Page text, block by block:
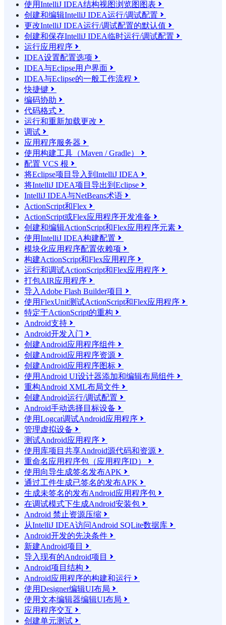
使用IntelliJ IDEA结构视图浏览图图表 
创建和编辑IntelliJ IDEA运行/调试配置 
更改IntelliJ IDEA运行/调试配置的默认值 
创建和保存IntelliJ IDEA临时运行/调试配置 
运行应用程序 
IDEA设置配置选项 
IDEA与Eclipse用户界面 
IDEA与Eclipse的一般工作流程 
快捷键 
编码协助 
代码格式 
运行和重新加载更改 
调试 
应用程序服务器 
使用构建工具（Maven / Gradle） 
配置 VCS 根 
将Eclipse项目导入到IntelliJ IDEA 
将IntelliJ IDEA项目导出到Eclipse 
IntelliJ IDEA与NetBeans术语 
ActionScript和Flex 
ActionScript或Flex应用程序开发准备 
创建和编辑ActionScript和Flex应用程序元素 
使用IntelliJ IDEA构建配置 
模块化应用程序配置依赖项 
构建ActionScript和Flex应用程序 
运行和调试ActionScript和Flex应用程序 
打包AIR应用程序 
导入Adobe Flash Builder项目 
使用FlexUnit测试ActionScript和Flex应用程序 
特定于ActionScript的重构 
Android支持 
Android开发入门 
创建Android应用程序组件 
创建Android应用程序资源 
创建Android应用程序图标 
使用Android UI设计器添加和编辑布局组件 
重构Android XML布局文件 
创建Android运行/调试配置 
Android手动选择目标设备 
使用Logcat调试Android应用程序 
管理虚拟设备 
测试Android应用程序 
使用库项目共享Android源代码和资源 
重命名应用程序包（应用程序ID） 
使用向导生成签名发布APK 
通过工件生成已签名的发布APK 
生成未签名的发布Android应用程序包 
在调试模式下生成Android安装包 
Android 禁止资源压缩 
从IntelliJ IDEA访问Android SQLite数据库 
Android开发的先决条件 
新建Android项目 
导入现有的Android项目 
Android项目结构 
Android应用程序的构建和运行 
使用Designer编辑UI布局 
使用文本编辑器编辑UI布局 
应用程序交互 
创建单元测试 